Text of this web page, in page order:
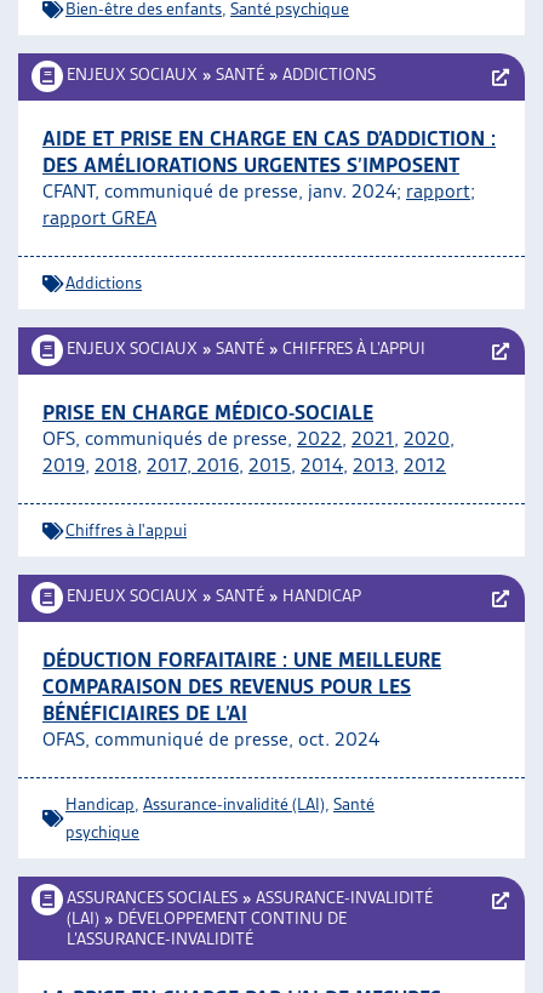
Bien-être des enfants Santé psychique
ENJEUX SOCIAUX » SANTÉ » ADDICTIONS
AIDE ET PRISE EN CHARGE EN CAS D’ADDICTION :
DES AMÉLIORATIONS URGENTES S’IMPOSENT
CFANT, communiqué de presse, janv. 2024; rapport;
rapport GREA
Addictions
ENJEUX SOCIAUX » SANTÉ » CHIFFRES À L’APPUI
PRISE EN CHARGE MÉDICO-SOCIALE
OFS, communiqués de presse, 2022, 2021, 2020,
2019, 2018, 2017, 2016, 2015, 2014, 2013, 2012
Chiffres à l'appui
ENJEUX SOCIAUX » SANTÉ » HANDICAP
DÉDUCTION FORFAITAIRE : UNE MEILLEURE
COMPARAISON DES REVENUS POUR LES
BÉNÉFICIAIRES DE L’AI
OFAS, communiqué de presse, oct. 2024
Handicap Assurance-invalidité (LAI) Santé
psychique
ASSURANCES SOCIALES » ASSURANCE-INVALIDITÉ
(LAI) » DÉVELOPPEMENT CONTINU DE
L’ASSURANCE-INVALIDITÉ